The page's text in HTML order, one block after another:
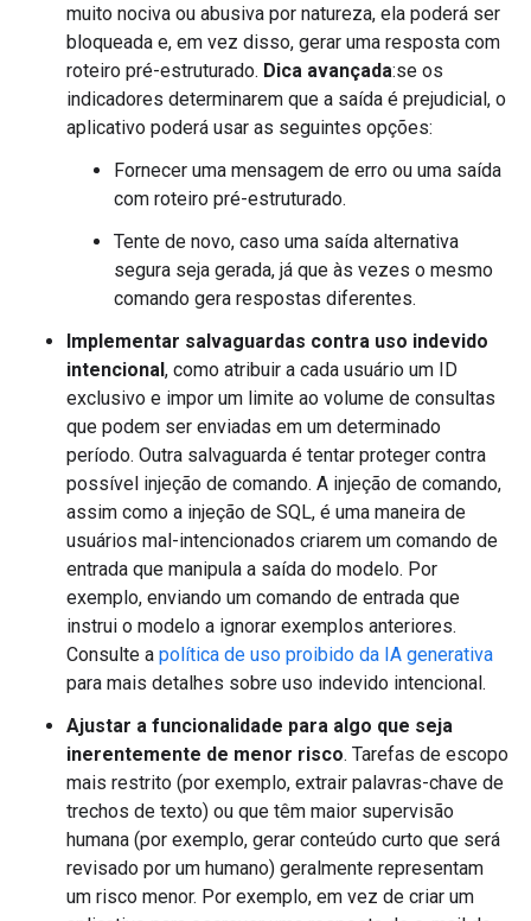
muito nociva ou abusiva por natureza, ela poderá ser
bloqueada e, em vez disso, gerar uma resposta com
roteiro pré-estruturado. Dica avançada:se os
indicadores determinarem que a saída é prejudicial, o
aplicativo poderá usar as seguintes opções:
Fornecer uma mensagem de erro ou uma saída
com roteiro pré-estruturado.
Tente de novo, caso uma saída alternativa
segura seja gerada, já que às vezes o mesmo
comando gera respostas diferentes.
Implementar salvaguardas contra uso indevido
intencional , como atribuir a cada usuário um ID
exclusivo e impor um limite ao volume de consultas
que podem ser enviadas em um determinado
período. Outra salvaguarda é tentar proteger contra
possível injeção de comando. A injeção de comando,
assim como a injeção de SQL, é uma maneira de
usuários mal-intencionados criarem um comando de
entrada que manipula a saída do modelo. Por
exemplo, enviando um comando de entrada que
instrui o modelo a ignorar exemplos anteriores.
Consulte a política de uso proibido da IA generativa
para mais detalhes sobre uso indevido intencional.
Ajustar a funcionalidade para algo que seja
inerentemente de menor risco. Tarefas de escopo
mais restrito (por exemplo, extrair palavras-chave de
trechos de texto) ou que têm maior supervisão
humana (por exemplo, gerar conteúdo curto que será
revisado por um humano) geralmente representam
um risco menor. Por exemplo, em vez de criar um